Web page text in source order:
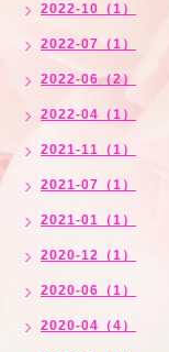
2022-10（1）
2022-07（1）
2022-06（2）
2022-04（1）
2021-11（1）
2021-07（1）
2021-01（1）
2020-12（1）
2020-06（1）
2020-04（4）